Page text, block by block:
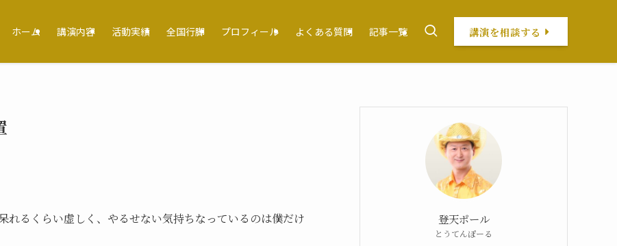
ホーム 講演内容 活動実績 全国行脚 プロフィール よくある質問 記事一覧 講演を相談する
るくらい虚しく、やるせない気持ちなっているのは僕だけ
登天ポール
とうてんぽーる